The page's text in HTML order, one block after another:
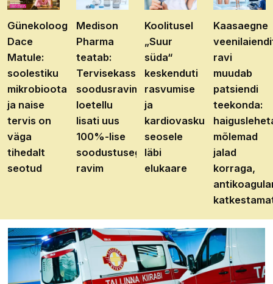
Günekoloog
Dace
Matule:
soolestiku
mikrobioota
ja naise
tervis on
väga
tihedalt
seotud
Medison
Pharma
teatab:
Tervisekassa
soodusravimite
loetellu
lisati uus
100%-lise
soodustusega
ravim
Koolitusel
„Suur
süda“
keskenduti
rasvumise
ja
kardiovaskulaarhaiguste
seosele
läbi
elukaare
Kaasaegne
ravi
muudab
patsiendi
teekonda:
mõlemad
jalad
korraga,